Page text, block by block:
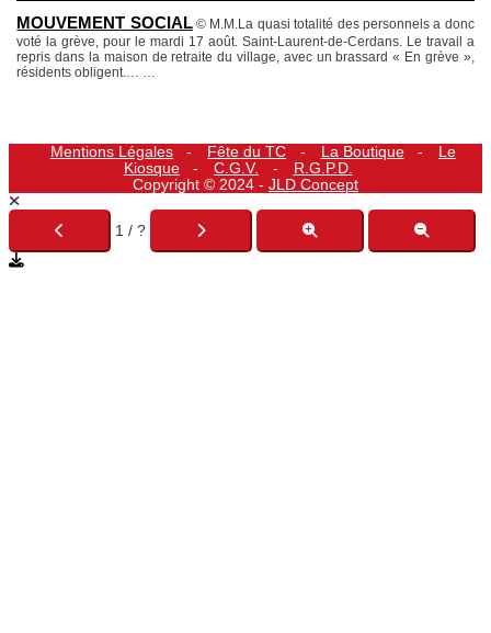
MOUVEMENT SOCIAL © M.M.La quasi totalité des personnels a donc
voté la grève, pour le mardi 17 août. Saint-Laurent-de-Cerdans. Le travail a
repris dans la maison de retraite du village, avec un brassard « En grève »,
résidents obligent.…
Mentions Légales Fête du TC La Boutique
Le
Kiosque
C.G.V.
R.G.P.D.
Copyright © 2024 - JLD Concept
1 / ?